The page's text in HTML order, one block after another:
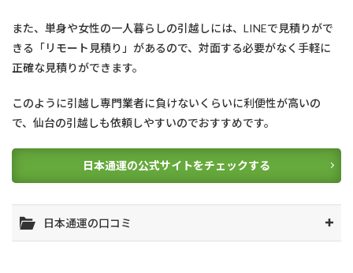
また、単身や女性の一人暮らしの引越しには、LINEで見積りがで
きる「リモート見積り」があるので、対面する必要がなく手軽に
正確な見積りができます。
このように引越し専門業者に負けないくらいに利便性が高いの
で、仙台の引越しも依頼しやすいのでおすすめです。
日本通運の公式サイトをチェックする
日本通運の口コミ